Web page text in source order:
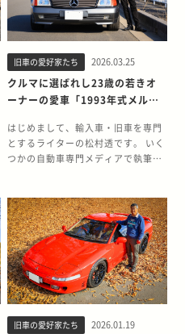
旧車の愛好家たち 2026.03.25
クルマに選ばれし23歳の若きオ
ーナーの愛車「1993年式メルセ
の出会い。そして別れを考える
はじめまして、輸入車・旧車を専門
とするライターの松村透です。 いく
つかの自動車専門メディアで執筆し
愛する方々の「そうそう、あるあ
る」をお伝えしていきたいと思って
います。 5回目となる今回は「クル
マに選ばれしオーナー」とその愛車
の物語をお届けします。 また本企画
である、決して手放すつもりのない
愛車と「もしも別れることになった
ナープロフィール 久我 玲士です。
旧車の愛好家たち 2026.01.19